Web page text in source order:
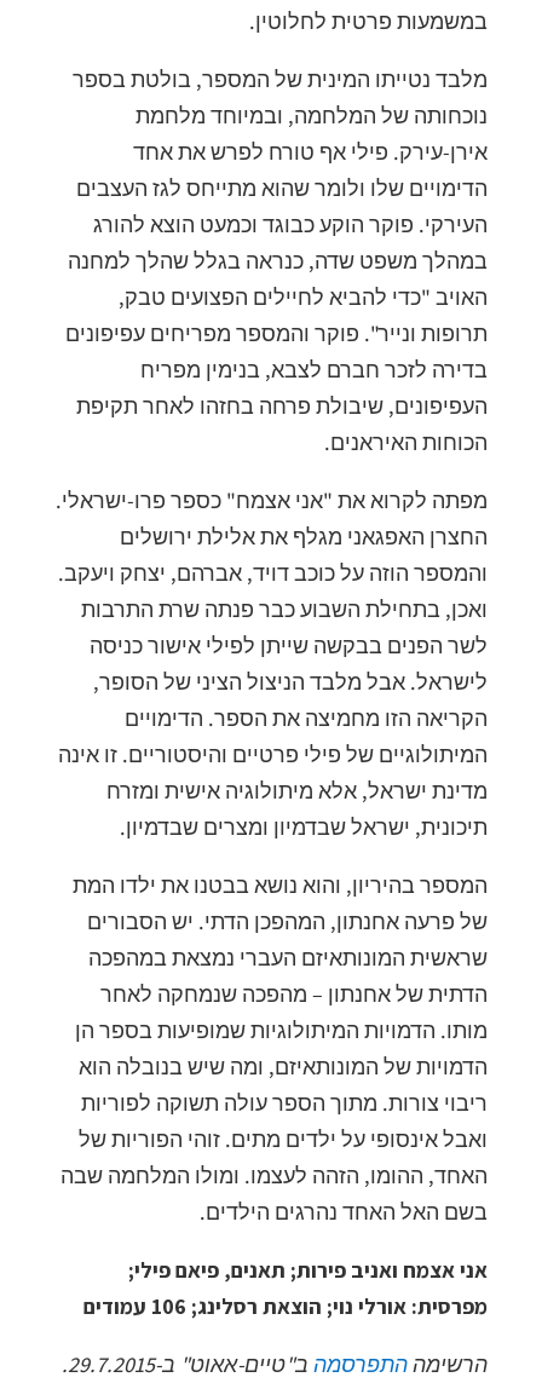
במשמעות פרטית לחלוטין.
מלבד נטייתו המינית של המספר, בולטת בספר
נוכחותה של המלחמה, ובמיוחד מלחמת
אירן-עירק. פילי אף טורח לפרש את אחד
הדימויים שלו ולומר שהוא מתייחס לגז העצבים
העירקי. פוקר הוקע כבוגד וכמעט הוצא להורג
במהלך משפט שדה, כנראה בגלל שהלך למחנה
האויב "כדי להביא לחיילים הפצועים טבק,
תרופות ונייר". פוקר והמספר מפריחים עפיפונים
בדירה לזכר חברם לצבא, בנימין מפריח
העפיפונים, שיבולת פרחה בחזהו לאחר תקיפת
הכוחות האיראנים.
מפתה לקרוא את "אני אצמח" כספר פרו-ישראלי.
החצרן האפגאני מגלף את אלילת ירושלים
והמספר הוזה על כוכב דויד, אברהם, יצחק ויעקב.
ואכן, בתחילת השבוע כבר פנתה שרת התרבות
לשר הפנים בבקשה שייתן לפילי אישור כניסה
לישראל. אבל מלבד הניצול הציני של הסופר,
הקריאה הזו מחמיצה את הספר. הדימויים
המיתולוגיים של פילי פרטיים והיסטוריים. זו אינה
מדינת ישראל, אלא מיתולוגיה אישית ומזרח
תיכונית, ישראל שבדמיון ומצרים שבדמיון.
המספר בהיריון, והוא נושא בבטנו את ילדו המת
של פרעה אחנתון, המהפכן הדתי. יש הסבורים
שראשית המונותאיזם העברי נמצאת במהפכה
הדתית של אחנתון – מהפכה שנמחקה לאחר
מותו. הדמויות המיתולוגיות שמופיעות בספר הן
הדמויות של המונותאיזם, ומה שיש בנובלה הוא
ריבוי צורות. מתוך הספר עולה תשוקה לפוריות
ואבל אינסופי על ילדים מתים. זוהי הפוריות של
האחד, ההומו, הזהה לעצמו. ומולו המלחמה שבה
בשם האל האחד נהרגים הילדים.
אני אצמח ואניב פירות; תאנים, פיאם פילי;
מפרסית: אורלי נוי; הוצאת רסלינג; 106 עמודים
הרשימההתפרסמהב"טיים-אאוט" ב-29.7.2015.